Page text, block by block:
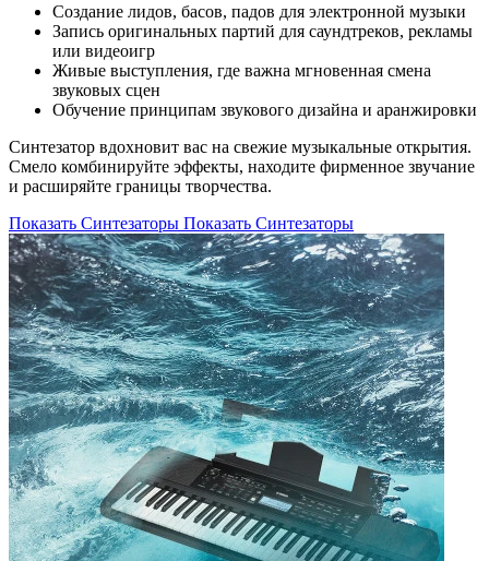
Создание лидов, басов, падов для электронной музыки
Запись оригинальных партий для саундтреков, рекламы
или видеоигр
Живые выступления, где важна мгновенная смена
звуковых сцен
Обучение принципам звукового дизайна и аранжировки
Синтезатор вдохновит вас на свежие музыкальные открытия.
Смело комбинируйте эффекты, находите фирменное звучание
и расширяйте границы творчества.
Показать Синтезаторы Показать Синтезаторы